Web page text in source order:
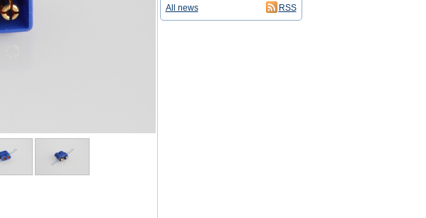
All news RSS